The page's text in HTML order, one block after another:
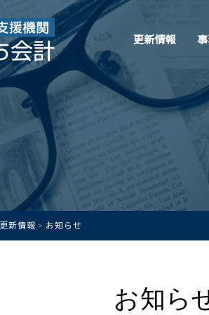
更新情報
更新情報 > お知らせ
お知ら